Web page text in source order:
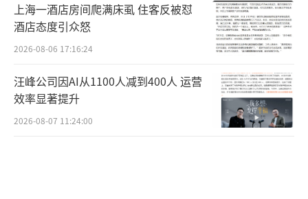
上海一酒店房间爬满床虱 住客反被怼
酒店态度引众怒
2026-08-06 17:16:24
汪峰公司因AI从1100人减到400人 运营
效率显著提升
2026-08-07 11:24:00